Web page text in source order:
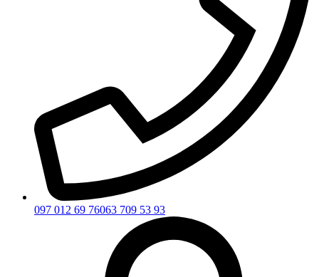
097 012 69 76063 709 53 93